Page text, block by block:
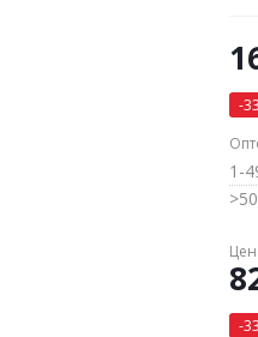
-33
1-
-33